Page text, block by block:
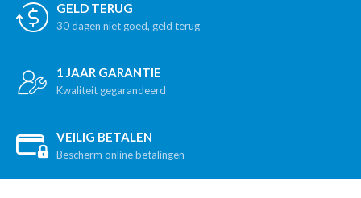
GELD TERUG
30 dagen niet goed, geld terug
1 JAAR GARANTIE
Kwaliteit gegarandeerd
VEILIG BETALEN
Bescherm online betalingen